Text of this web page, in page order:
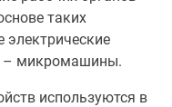
таких
электрические
микромашины.
используются в